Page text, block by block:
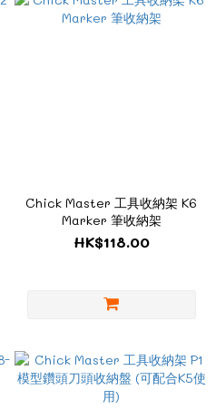
Chick Master 工具收納架 K6
Marker 筆收納架
HK$118.00